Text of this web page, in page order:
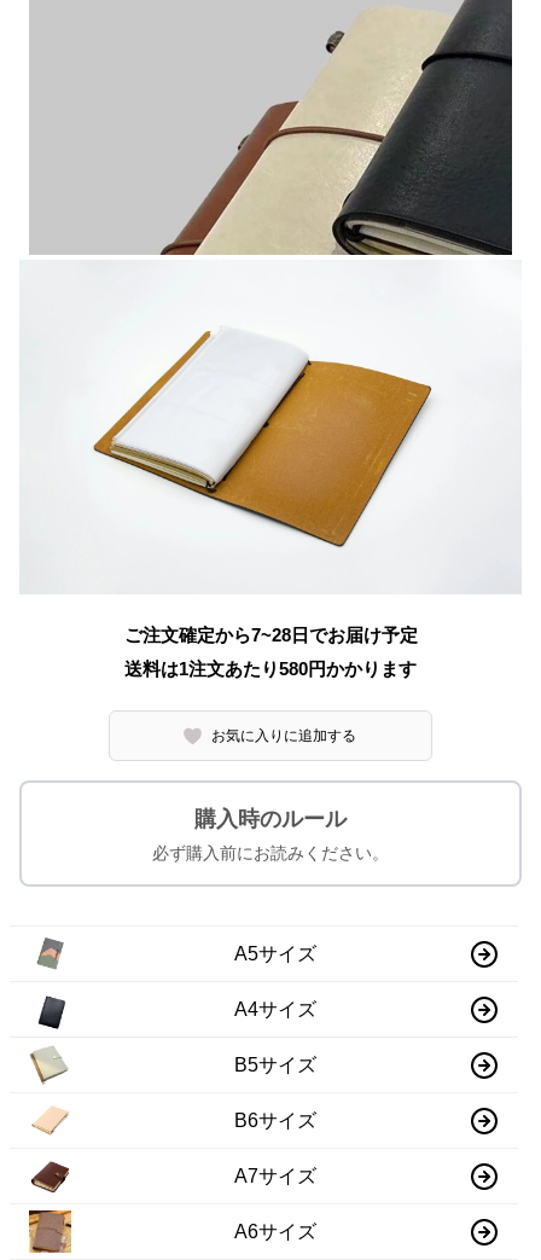
ご注文確定から7~28日でお届け予定
送料は1注文あたり580円かかります
お気に入りに追加する
購入時のルール
必ず購入前にお読みください。
A5サイズ
A4サイズ
B5サイズ
B6サイズ
A7サイズ
A6サイズ